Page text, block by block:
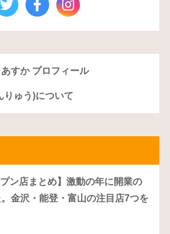
すか プロフィール
りゅう)について
ン店まとめ】激動の年に開業の
金沢・能登・富山の注目店7つを